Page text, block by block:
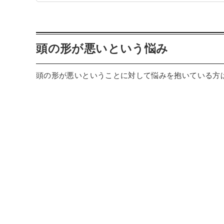
️頭の形が悪いという悩み
頭の形が悪いということに対して悩みを抱いている方